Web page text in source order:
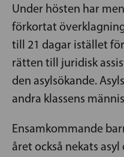
Under hösten har
förkortat
till 21 dagar istället
rätten till juridisk
den asylsökande.
andra klassens
Ensamkommande
året också nekats